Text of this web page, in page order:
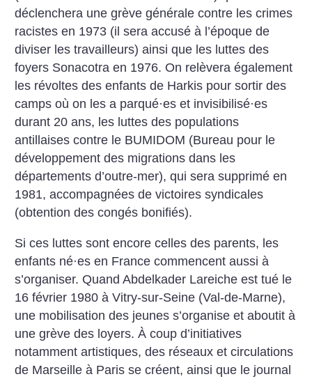
déclenchera une grève générale contre les crimes
racistes en 1973 (il sera accusé à l’époque de
diviser les travailleurs) ainsi que les luttes des
foyers Sonacotra en 1976. On relèvera également
les révoltes des enfants de Harkis pour sortir des
camps où on les a parqué·es et invisibilisé·es
durant 20 ans, les luttes des populations
antillaises contre le BUMIDOM (Bureau pour le
développement des migrations dans les
départements d’outre-mer), qui sera supprimé en
1981, accompagnées de victoires syndicales
(obtention des congés bonifiés).
Si ces luttes sont encore celles des parents, les
enfants né·es en France commencent aussi à
s’organiser. Quand Abdelkader Lareiche est tué le
16 février 1980 à Vitry-sur-Seine (Val-de-Marne),
une mobilisation des jeunes s’organise et aboutit à
une grève des loyers. À coup d’initiatives
notamment artistiques, des réseaux et circulations
de Marseille à Paris se créent, ainsi que le journal